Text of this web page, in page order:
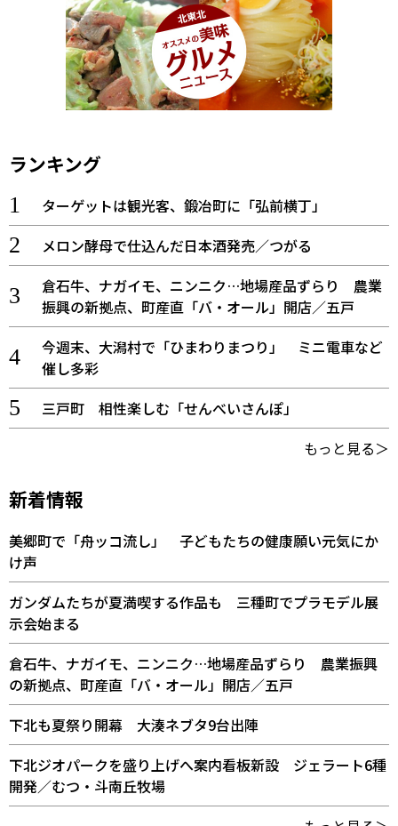
ランキング
ターゲットは観光客、鍛冶町に「弘前横丁」
メロン酵母で仕込んだ日本酒発売／つがる
倉石牛、ナガイモ、ニンニク…地場産品ずらり 農業
振興の新拠点、町産直「バ・オール」開店／五戸
今週末、大潟村で「ひまわりまつり」 ミニ電車など
催し多彩
三戸町 相性楽しむ「せんべいさんぽ」
もっと見る＞
新着情報
美郷町で「舟ッコ流し」 子どもたちの健康願い元気にか
け声
ガンダムたちが夏満喫する作品も 三種町でプラモデル展
示会始まる
倉石牛、ナガイモ、ニンニク…地場産品ずらり 農業振興
の新拠点、町産直「バ・オール」開店／五戸
下北も夏祭り開幕 大湊ネブタ9台出陣
下北ジオパークを盛り上げへ案内看板新設 ジェラート6種
開発／むつ・斗南丘牧場